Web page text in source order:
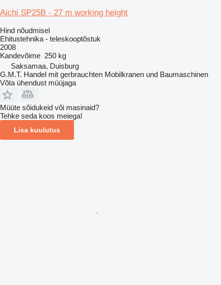
Aichi SP25B - 27 m working height
Hind nõudmisel
Ehitustehnika - teleskooptõstuk
2008
Kandevõime 250 kg
Saksamaa, Duisburg
G.M.T. Handel mit gerbrauchten Mobilkranen und Baumaschinen
Võta ühendust müüjaga
Müüte sõidukeid või masinaid?
Tehke seda koos meiega!
Lisa kuulutus